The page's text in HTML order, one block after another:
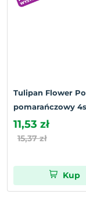
Tulipan Flower
pomarańczowy
11,53 zł
15,37 zł
Kup